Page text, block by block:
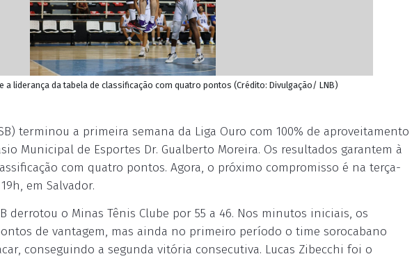
a liderança da tabela de classificação com quatro pontos (Crédito: Divulgação/ LNB)
terminou a primeira semana da Liga Ouro com 100% de aproveitamento
Municipal de Esportes Dr. Gualberto Moreira. Os resultados garantem à
com quatro pontos. Agora, o próximo compromisso é na terça-
em Salvador.
derrotou o Minas Tênis Clube por 55 a 46. Nos minutos iniciais, os
de vantagem, mas ainda no primeiro período o time sorocabano
conseguindo a segunda vitória consecutiva. Lucas Zibecchi foi o